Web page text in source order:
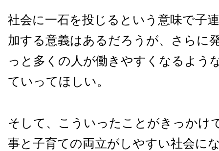
社会に一石を投じるという意味で子
加する意義はあるだろうが、さらに
っと多くの人が働きやすくなるよう
ていってほしい。
そして、こういったことがきっかけ
事と子育ての両立がしやすい社会に